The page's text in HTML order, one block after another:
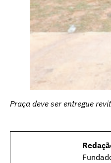
Praça deve ser entregue